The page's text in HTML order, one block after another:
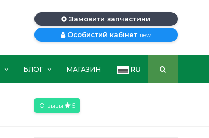
Замовити запчастини
Особистий кабінет new
БЛОГ МАГАЗИН RU
Отзывы 5